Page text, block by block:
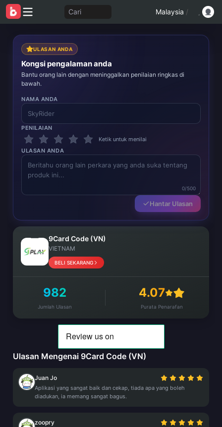
Cari Malaysia /
ULASAN ANDA
Kongsi pengalaman anda
Bantu orang lain dengan meninggalkan penilaian ringkas di
bawah.
NAMA ANDA
PENILAIAN
Ketik untuk menilai
ULASAN ANDA
0/500
Hantar Ulasan
9Card Code (VN)
VIETNAM
BELI SEKARANG
982
Jumlah Ulasan
4.07
Purata Penarafan
Ulasan Mengenai 9Card Code (VN)
Juan Jo
Aplikasi yang sangat baik dan cekap, tiada apa yang boleh
diadukan, ia memang sangat bagus.
zoopry